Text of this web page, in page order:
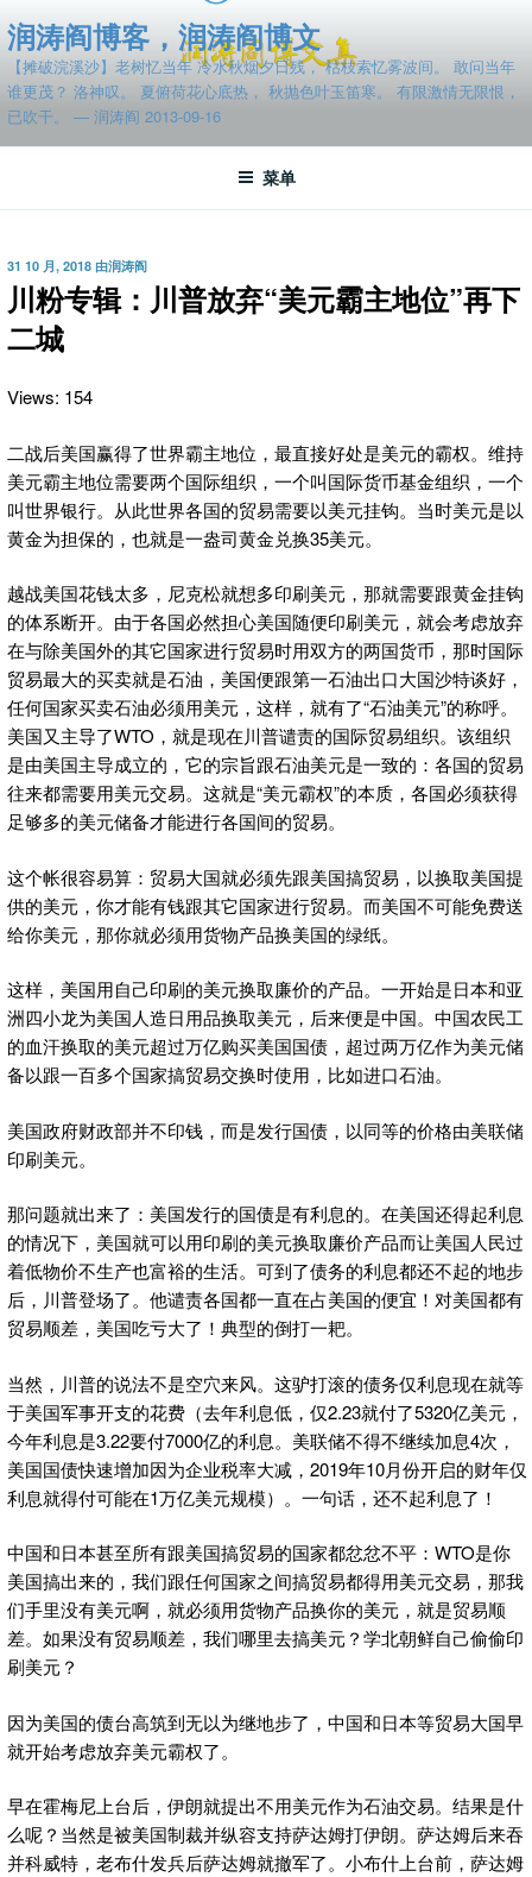
至
容
润涛阎博客，润涛阎博文
【摊破浣溪沙】老树忆当年 冷水秋烟夕日残， 枯枝索忆雾波间。 敢问当年
谁更茂？ 洛神叹。 夏俯荷花心底热， 秋抛色叶玉笛寒。 有限激情无限恨，
已吹干。 — 润涛阎 2013-09-16
菜单
发
布
于
31 10 月, 2018 由润涛阎
川粉专辑：川普放弃“美元霸主地位”再下
二城
Views: 154
二战后美国赢得了世界霸主地位，最直接好处是美元的霸权。维持
美元霸主地位需要两个国际组织，一个叫国际货币基金组织，一个
叫世界银行。从此世界各国的贸易需要以美元挂钩。当时美元是以
黄金为担保的，也就是一盎司黄金兑换35美元。
越战美国花钱太多，尼克松就想多印刷美元，那就需要跟黄金挂钩
的体系断开。由于各国必然担心美国随便印刷美元，就会考虑放弃
在与除美国外的其它国家进行贸易时用双方的两国货币，那时国际
贸易最大的买卖就是石油，美国便跟第一石油出口大国沙特谈好，
任何国家买卖石油必须用美元，这样，就有了“石油美元”的称呼。
美国又主导了WTO，就是现在川普谴责的国际贸易组织。该组织
是由美国主导成立的，它的宗旨跟石油美元是一致的：各国的贸易
往来都需要用美元交易。这就是“美元霸权”的本质，各国必须获得
足够多的美元储备才能进行各国间的贸易。
这个帐很容易算：贸易大国就必须先跟美国搞贸易，以换取美国提
供的美元，你才能有钱跟其它国家进行贸易。而美国不可能免费送
给你美元，那你就必须用货物产品换美国的绿纸。
这样，美国用自己印刷的美元换取廉价的产品。一开始是日本和亚
洲四小龙为美国人造日用品换取美元，后来便是中国。中国农民工
的血汗换取的美元超过万亿购买美国国债，超过两万亿作为美元储
备以跟一百多个国家搞贸易交换时使用，比如进口石油。
美国政府财政部并不印钱，而是发行国债，以同等的价格由美联储
印刷美元。
那问题就出来了：美国发行的国债是有利息的。在美国还得起利息
的情况下，美国就可以用印刷的美元换取廉价产品而让美国人民过
着低物价不生产也富裕的生活。可到了债务的利息都还不起的地步
后，川普登场了。他谴责各国都一直在占美国的便宜！对美国都有
贸易顺差，美国吃亏大了！典型的倒打一耙。
当然，川普的说法不是空穴来风。这驴打滚的债务仅利息现在就等
于美国军事开支的花费（去年利息低，仅2.23就付了5320亿美元，
今年利息是3.22要付7000亿的利息。美联储不得不继续加息4次，
美国国债快速增加因为企业税率大减，2019年10月份开启的财年仅
利息就得付可能在1万亿美元规模）。一句话，还不起利息了！
中国和日本甚至所有跟美国搞贸易的国家都忿忿不平：WTO是你
美国搞出来的，我们跟任何国家之间搞贸易都得用美元交易，那我
们手里没有美元啊，就必须用货物产品换你的美元，就是贸易顺
差。如果没有贸易顺差，我们哪里去搞美元？学北朝鲜自己偷偷印
刷美元？
因为美国的债台高筑到无以为继地步了，中国和日本等贸易大国早
就开始考虑放弃美元霸权了。
早在霍梅尼上台后，伊朗就提出不用美元作为石油交易。结果是什
么呢？当然是被美国制裁并纵容支持萨达姆打伊朗。萨达姆后来吞
并科威特，老布什发兵后萨达姆就撤军了。小布什上台前，萨达姆